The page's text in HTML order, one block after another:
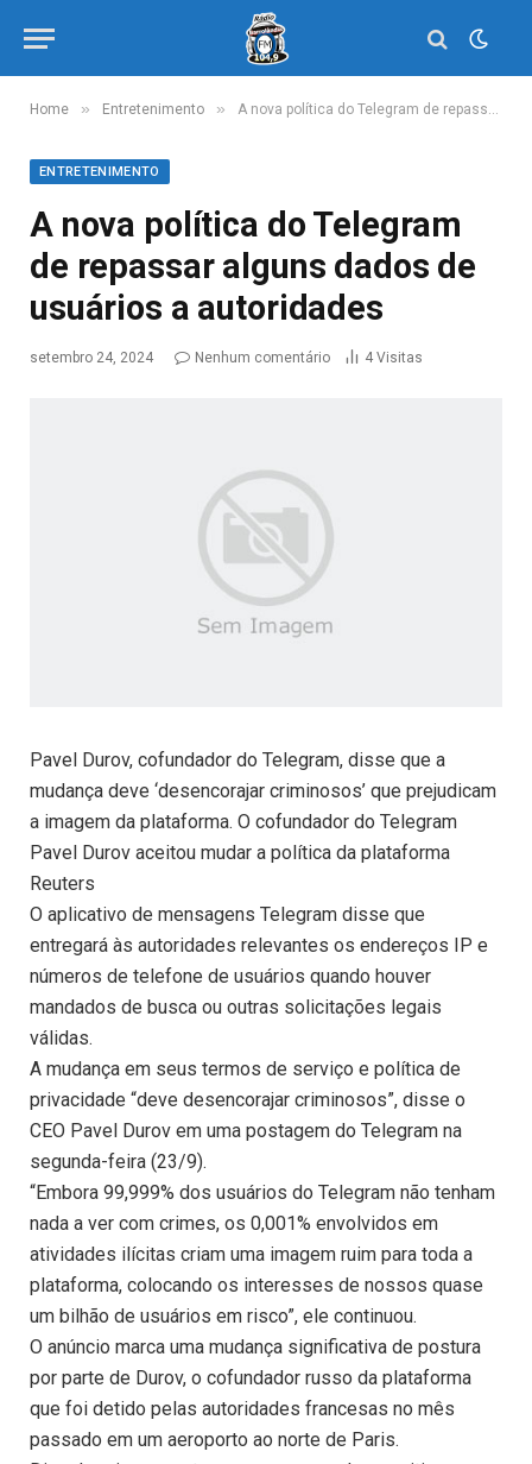
Home » Entretenimento » A nova política do Telegram de repassar alguns dados de usuários a autoridades
ENTRETENIMENTO
A nova política do Telegram
de repassar alguns dados de
usuários a autoridades
setembro 24, 2024 Nenhum comentário 4 Visitas
Pavel Durov, cofundador do Telegram, disse que a
mudança deve ‘desencorajar criminosos’ que prejudicam
a imagem da plataforma. O cofundador do Telegram
Pavel Durov aceitou mudar a política da plataforma
Reuters
O aplicativo de mensagens Telegram disse que
entregará às autoridades relevantes os endereços IP e
números de telefone de usuários quando houver
mandados de busca ou outras solicitações legais
válidas.
A mudança em seus termos de serviço e política de
privacidade “deve desencorajar criminosos”, disse o
CEO Pavel Durov em uma postagem do Telegram na
segunda-feira (23/9).
“Embora 99,999% dos usuários do Telegram não tenham
nada a ver com crimes, os 0,001% envolvidos em
atividades ilícitas criam uma imagem ruim para toda a
plataforma, colocando os interesses de nossos quase
um bilhão de usuários em risco”, ele continuou.
O anúncio marca uma mudança significativa de postura
por parte de Durov, o cofundador russo da plataforma
que foi detido pelas autoridades francesas no mês
passado em um aeroporto ao norte de Paris.